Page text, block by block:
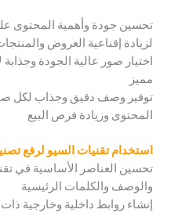
تحسين جودة وأهمية المحتوى
لزيادة إقناعية العروض
اختيار صور عالية الجودة
مميز
توفير وصف دقيق وجذاب لكل
المحتوى وزيادة فرص البيع
استخدام تقنيات السيو لرفع
تحسين العناصر الأساسية في
والوصف والكلمات الرئيسية
إنشاء روابط داخلية وخارجية ذات